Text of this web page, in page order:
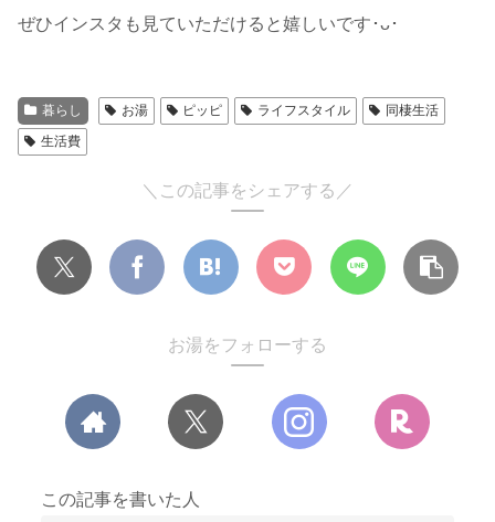
ぜひインスタも見ていただけると嬉しいです･ᴗ･
暮らし お湯 ピッピ ライフスタイル
同棲生活
生活費
＼この記事をシェアする／
お湯をフォローする
この記事を書いた人